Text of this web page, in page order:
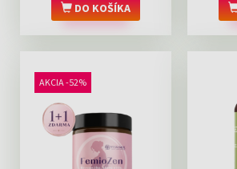
DO KOŠÍKA
AKCIA -52%